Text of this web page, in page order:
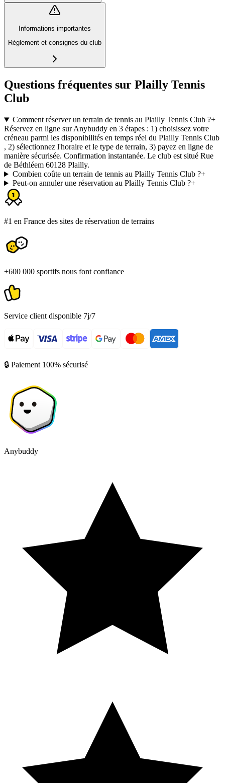
Informations importantes
Règlement et consignes du club
Questions fréquentes sur Plailly Tennis
Club
Comment réserver un terrain de tennis au Plailly Tennis Club ?+
Réservez en ligne sur Anybuddy en 3 étapes : 1) choisissez votre
créneau parmi les disponibilités en temps réel du Plailly Tennis Club
, 2) sélectionnez l'horaire et le type de terrain, 3) payez en ligne de
manière sécurisée. Confirmation instantanée. Le club est situé Rue
de Béthléem 60128 Plailly.
Combien coûte un terrain de tennis au Plailly Tennis Club ?+
Peut-on annuler une réservation au Plailly Tennis Club ?+
#1 en France des sites de réservation de terrains
+600 000 sportifs nous font confiance
Service client disponible 7j/7
🔒 Paiement 100% sécurisé
Anybuddy